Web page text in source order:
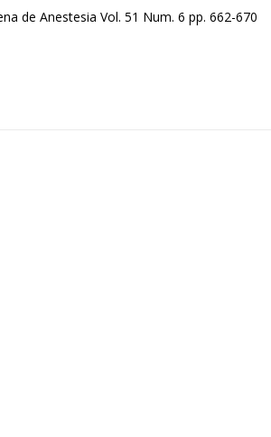
de Anestesia Vol. 51 Num. 6 pp. 662-670